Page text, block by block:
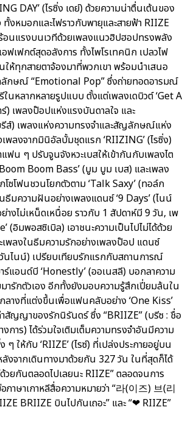
DAY’ (ไรซิ่ง เดย์) ด้วยความน่าตื่นเต้นของ
หมอกและไฟราวกับพายุและสายฟ้า RIIZE
อนแรงบนเวทีด้วยเพลงแนวฮิปฮอปทรงพลัง
อฟเฟกต์สุดอลังการ ทั้งไพโรเทคนิก เปลวไฟ
ให้ทุกสายตาจ้องมาที่พวกเขา พร้อมนำเสนอ
ลักษณ์ “Emotional Pop” ซึ่งถ่ายทอดอารมณ์
นหลากหลายรูปแบบ ตั้งแต่เพลงเดบิวต์ ‘Get A
) เพลงป๊อปแห่งแรงบันดาลใจ และ
รีส์) เพลงแห่งความทรงจำและสัญลักษณ์แห่ง
พลงจากมินิอัลบั้มชุดแรก ‘RIIZING’ (ไรซิ่ง)
น ๆ ปรับจูนจังหวะเบสให้เข้ากันกับเพลงไต
Boom Bass’ (บูม บูม เบส) และเพลง
ซโฟนชวนโยกตัวตาม ‘Talk Saxy’ (ทอล์ก
ธีมความฝันอย่างเพลงแดนซ์ ‘9 Days’ (ไนน์
างไม่เหน็ดเหนื่อย ราวกับ 1 สัปดาห์มี 9 วัน, เพ
(อิมพอสซิเบิล) เอาชนะความเป็นไปไม่ได้ด้วย
พลงในธีมความรักอย่างเพลงป๊อป แดนซ์
วันไนน์) เปรียบเทียบรักแรกกับสถานการณ์
แอนด์บี ‘Honestly’ (ออเนสลี) บอกลาความ
ารักตัวเอง อีกทั้งยังมอบความรู้สึกเปี่ยมล้นใน
ลางที่แต่งขึ้นเพื่อแฟนคลับอย่าง ‘One Kiss’
สัญญาของรักนิรันดร์ ซึ่ง “BRIIZE” (บรีซ : ชื่อ
าร) ได้ร่วมใจเติมเต็มความทรงจำอันมีความ
ๆ ให้กับ ‘RIIZE’ (ไรซ์) ที่เปล่งประกายอยู่บน
ลังจากเดินทางมาด้วยกัน 327 วัน ในที่สุดก็ได้
วยกันตลอดไปเลยนะ RIIZE” ตลอดจนการ
าษาเกาหลีสื่อความหมายว่า “라(이즈) 브(리
BRIIZE บินไปกันเถอะ” และ “❤ RIIZE”